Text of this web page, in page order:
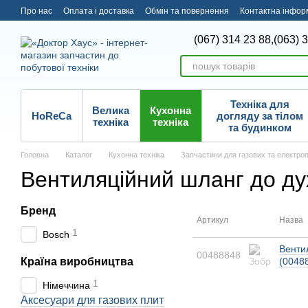
Перейти до основного контенту
Про нас Оплата і доставка Обмін та повернення Контактна
(067) 314 23 88,(063)
HoReCa
Велика
техніка
Кухонна
техніка
Техніка для
догляду за тілом
та будинком
Головна Каталог Кухонна техніка Запчастини для газових та
Вентиляційний шланг до
Артикул Назва
00488848
Бренд
Bosch 1
Країна виробництва
Німеччина 1
Аксесуари для газових плит